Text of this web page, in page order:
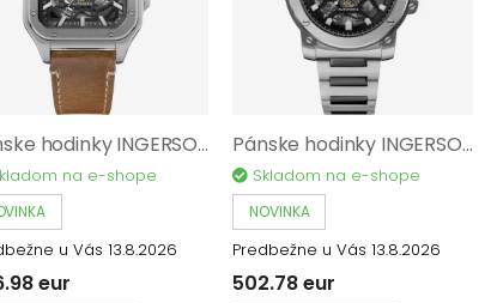
Pánske hodinky INGERSOLL The Olllie I14503
na e-shope
u Vás 13.8.2026
eur
Pánske hodinky INGERSOLL The Freestyle I14403
Skladom na e-shope
NOVINKA
Predbežne u Vás 13.8.2026
502.78 eur